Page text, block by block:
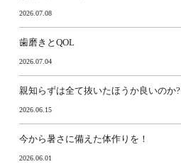
2026.07.08
歯磨きとQOL
2026.07.04
親知らずは全て抜いたほうか良いのか?
2026.06.15
今から暑さに備えた体作りを！
2026.06.01